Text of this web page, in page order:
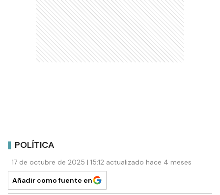
POLÍTICA
17 de octubre de 2025 | 15:12 actualizado hace 4 meses
Añadir como fuente en